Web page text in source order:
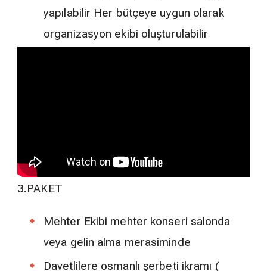
yapılabilir Her bütçeye uygun olarak
organizasyon ekibi oluşturulabilir
3.PAKET
Mehter Ekibi mehter konseri salonda
veya gelin alma merasiminde
Davetlilere osmanlı şerbeti ikramı (